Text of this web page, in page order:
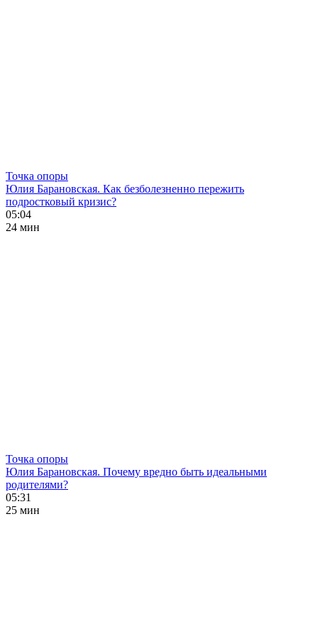
Точка опоры
Юлия Барановская. Как безболезненно пережить
подростковый кризис?
05:04
24 мин
Точка опоры
Юлия Барановская. Почему вредно быть идеальными
родителями?
05:31
25 мин